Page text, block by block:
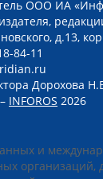
ООО ИА
д.13,
84-11
Дорохова
INFOROS 2026
и
организаций,